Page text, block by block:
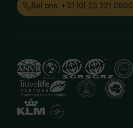
Bel ons: +31 (0) 23 221 0800